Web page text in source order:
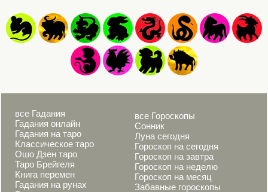
все Гадания
Гадания онлайн
Гадания на таро
Классическое таро
Ошо Дзен таро
Таро Брейгеля
Книга перемен
Гадания на рунах
все Гороскопы
Сонник
Луна сегодня
Гороскоп на сегодня
Гороскоп на завтра
Гороскоп на неделю
Гороскоп на месяц
Забавные гороскопы